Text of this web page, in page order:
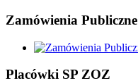
Zamówienia Publiczne
Placówki SP ZOZ